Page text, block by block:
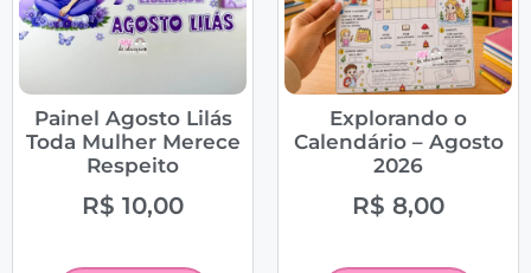
Painel Agosto Lilás
Toda Mulher Merece
Respeito
R$ 10,00
Explorando o
Calendário – Agosto
2026
R$ 8,00